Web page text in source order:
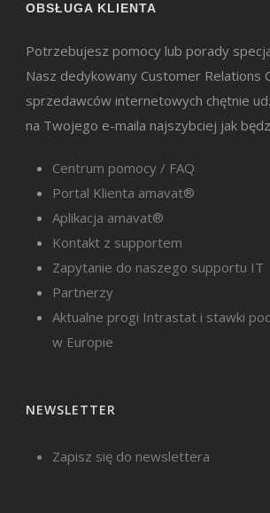
OBSŁUGA KLIENTA
Potrzebujesz pomocy lub porady
Nasz dedykowany Customer Relations
sprzedawców internetowych chętnie
na Twojego e-maila najszybciej jak
Centrum pomocy / FAQ
Portal Klienta amavat®
Aplikacja amavat®
Kontakt z supportem
Zapytanie do naszego supportu IT
Partnerzy
Aktualne progi Intrastat i stawki
w Europie
NEWSLETTER
Zapisz się do newslettera